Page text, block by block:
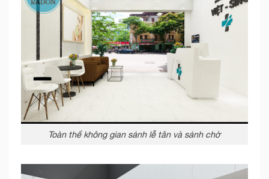
Toàn thể không gian sảnh lễ tân và sảnh chờ